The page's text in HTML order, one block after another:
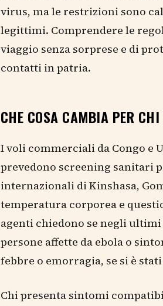
virus, ma le restrizioni sono
legittimi. Comprendere le
viaggio senza sorprese e di
contatti in patria.
CHE COSA CAMBIA PER CHI
I voli commerciali da Congo e
prevedono screening sanitari
internazionali di Kinshasa,
temperatura corporea e
agenti chiedono se negli
persone affette da ebola o
febbre o emorragia, se si è
Chi presenta sintomi